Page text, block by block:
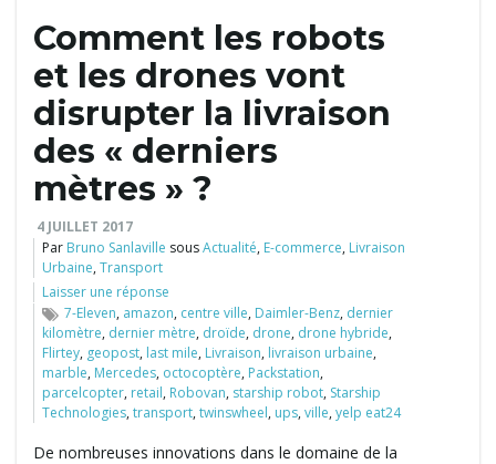
Comment les robots
et les drones vont
disrupter la livraison
des « derniers
mètres » ?
4 JUILLET 2017
Par Bruno Sanlaville sousActualité, E-commerce, Livraison
Urbaine,Transport
Laisser une réponse
7-Eleven, amazon, centre ville, Daimler-Benz, dernier
kilomètre, dernier mètre, droïde, drone, drone hybride,
Flirtey, geopost, last mile, Livraison, livraison urbaine,
marble, Mercedes, octocoptère, Packstation,
parcelcopter, retail, Robovan, starship robot, Starship
Technologies,transport,twinswheel, ups,ville,yelp eat24
De nombreuses innovations dans le domaine de la